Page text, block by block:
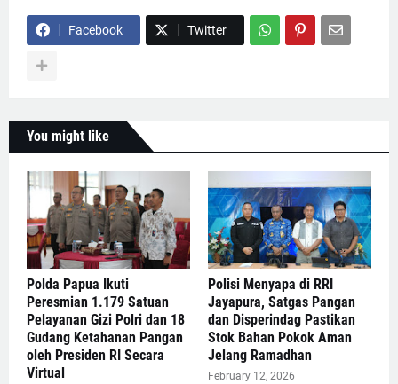
Facebook Twitter
You might like
Polda Papua Ikuti
Peresmian 1.179 Satuan
Pelayanan Gizi Polri dan 18
Gudang Ketahanan Pangan
oleh Presiden RI Secara
Virtual
Polisi Menyapa di RRI
Jayapura, Satgas Pangan
dan Disperindag Pastikan
Stok Bahan Pokok Aman
Jelang Ramadhan
February 12, 2026